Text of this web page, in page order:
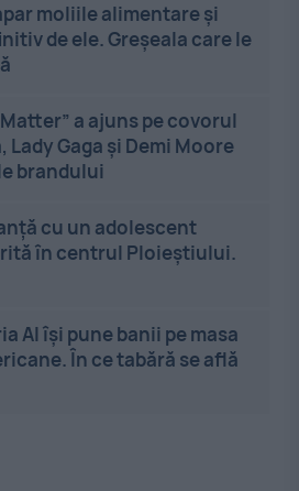
moliile alimentare și
de ele. Greșeala care le
a ajuns pe covorul
Lady Gaga și Demi Moore
brandului
cu un adolescent
în centrul Ploieștiului.
AI își pune banii pe masa
În ce tabără se află